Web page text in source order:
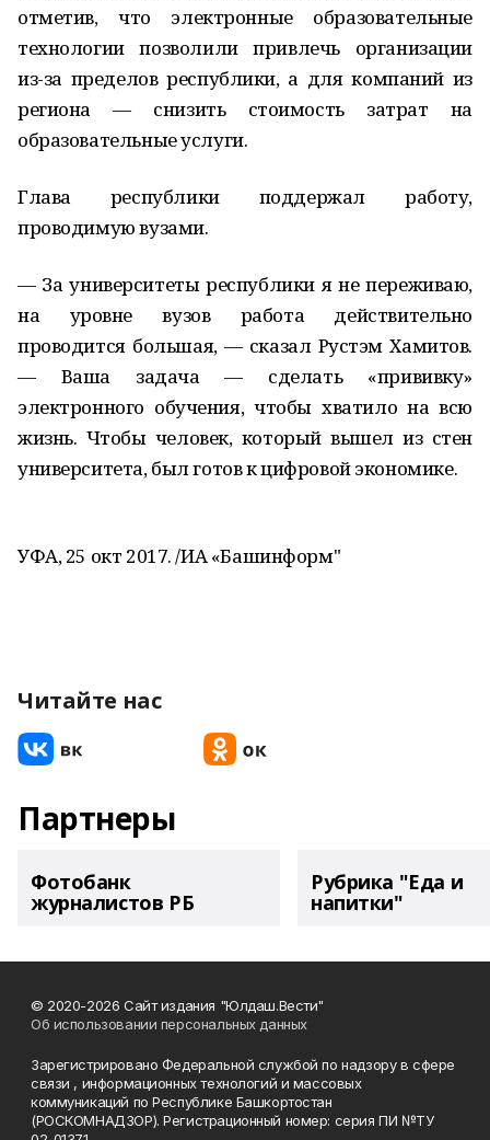
отметив, что электронные образовательные
технологии позволили привлечь организации
из-за пределов республики, а для компаний из
региона — снизить стоимость затрат на
образовательные услуги.
Глава республики поддержал работу,
проводимую вузами.
— За университеты республики я не переживаю,
на уровне вузов работа действительно
проводится большая, — сказал Рустэм Хамитов.
— Ваша задача — сделать «прививку»
электронного обучения, чтобы хватило на всю
жизнь. Чтобы человек, который вышел из стен
университета, был готов к цифровой экономике.
УФА, 25 окт 2017. /ИА «Башинформ"
Читайте нас
Партнеры
Фотобанк
журналистов РБ
Рубрика "Еда и
напитки"
© 2020-2026 Сайт издания "Юлдаш.Вести"
Об использовании персональных данных
Зарегистрировано Федеральной службой по надзору в сфере
связи , информационных технологий и массовых
коммуникаций по Республике Башкортостан
(РОСКОМНАДЗОР). Регистрационный номер: серия ПИ №ТУ